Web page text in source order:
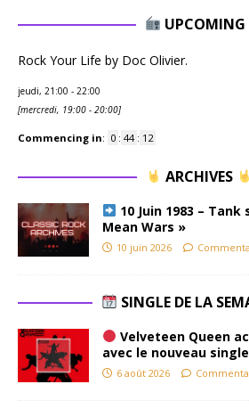
UPCOMING
Rock Your Life by Doc Olivier.
jeudi, 21:00 - 22:00
[mercredi, 19:00 - 20:00]
Commencing in: 0 : 44 : 11
ARCHIVES
10 Juin 1983 –
Mean Wars »
10 juin 2026
SINGLE DE LA
Velveteen Queen
avec le nouveau
6 août 2026